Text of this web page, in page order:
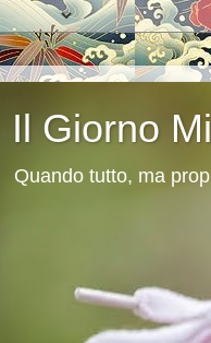
Il Giorno
Quando tutto, ma